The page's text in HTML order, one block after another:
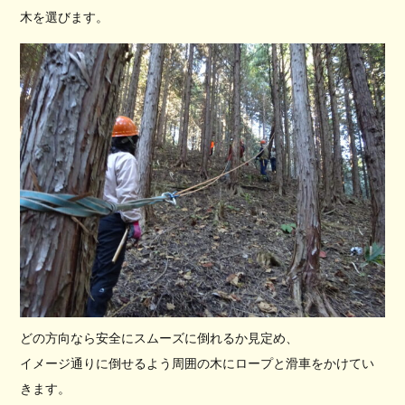
木を選びます。
どの方向なら安全にスムーズに倒れるか見定め、
イメージ通りに倒せるよう周囲の木にロープと滑車をかけてい
きます。